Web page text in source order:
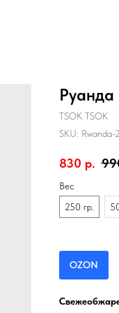
TSOK TSOK
SKU: Rwanda-
830 р.
Вес
250 гр.
OZON